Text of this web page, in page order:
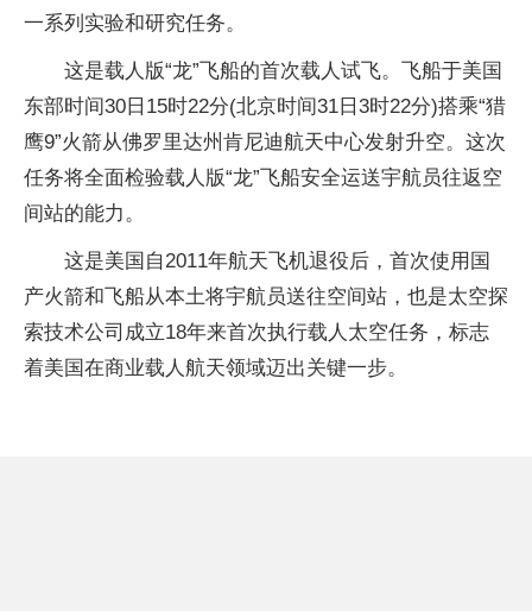
一系列实验和研究任务。
这是载人版“龙”飞船的首次载人试飞。飞船于美国
东部时间30日15时22分(北京时间31日3时22分)搭乘“猎
鹰9”火箭从佛罗里达州肯尼迪航天中心发射升空。这次
任务将全面检验载人版“龙”飞船安全运送宇航员往返空
间站的能力。
这是美国自2011年航天飞机退役后，首次使用国
产火箭和飞船从本土将宇航员送往空间站，也是太空探
索技术公司成立18年来首次执行载人太空任务，标志
着美国在商业载人航天领域迈出关键一步。